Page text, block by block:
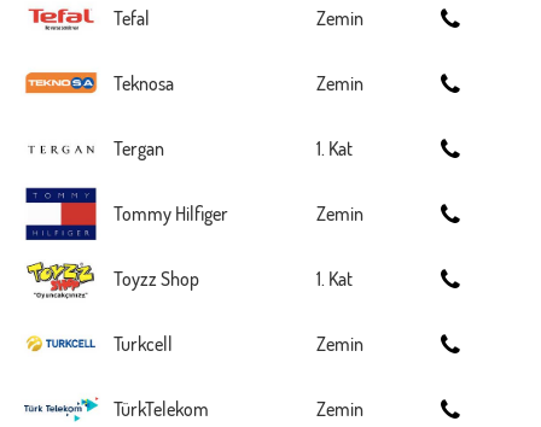
Tefal Zemin
Teknosa Zemin
Tergan 1. Kat
Tommy Hilfiger Zemin
Toyzz Shop 1. Kat
Turkcell Zemin
TürkTelekom Zemin